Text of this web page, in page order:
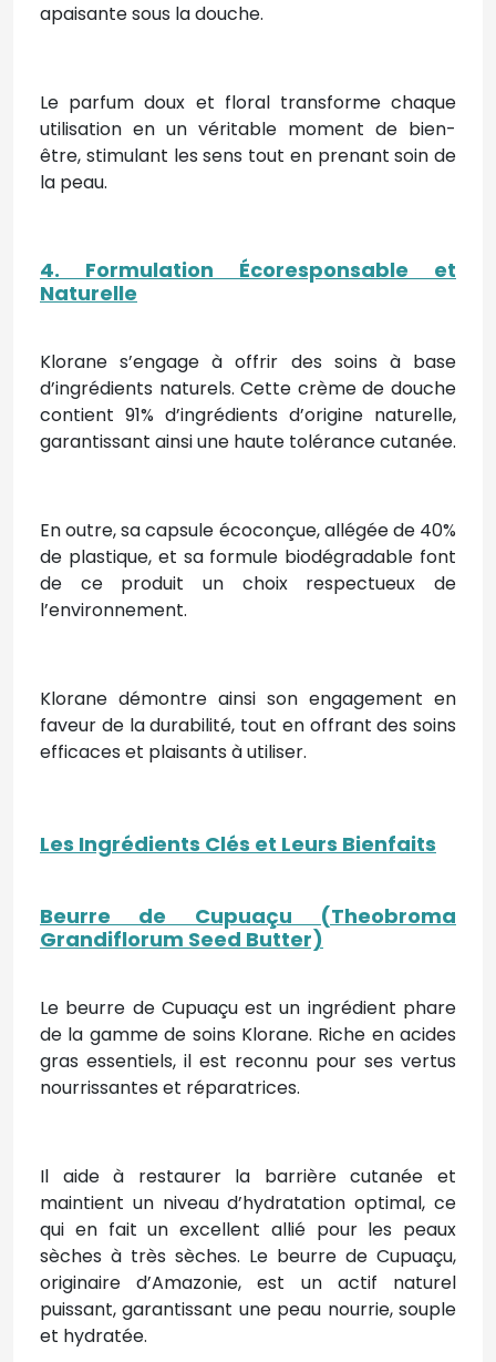
apaisante sous la douche.
Le parfum doux et floral transforme chaque
utilisation en un véritable moment de bien-
être, stimulant les sens tout en prenant soin de
la peau.
4. Formulation Écoresponsable et
Naturelle
Klorane s’engage à offrir des soins à base
d’ingrédients naturels. Cette crème de douche
contient 91% d’ingrédients d’origine naturelle,
garantissant ainsi une haute tolérance cutanée.
En outre, sa capsule écoconçue, allégée de 40%
de plastique, et sa formule biodégradable font
de ce produit un choix respectueux de
l’environnement.
Klorane démontre ainsi son engagement en
faveur de la durabilité, tout en offrant des soins
efficaces et plaisants à utiliser.
Les Ingrédients Clés et Leurs Bienfaits
Beurre de Cupuaçu (Theobroma
Grandiflorum Seed Butter)
Le beurre de Cupuaçu est un ingrédient phare
de la gamme de soins Klorane. Riche en acides
gras essentiels, il est reconnu pour ses vertus
nourrissantes et réparatrices.
Il aide à restaurer la barrière cutanée et
maintient un niveau d’hydratation optimal, ce
qui en fait un excellent allié pour les peaux
sèches à très sèches. Le beurre de Cupuaçu,
originaire d’Amazonie, est un actif naturel
puissant, garantissant une peau nourrie, souple
et hydratée.